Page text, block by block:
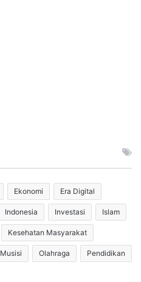
Ekonomi Era Digital
Indonesia Investasi Islam
Kesehatan Masyarakat
Musisi Olahraga Pendidikan